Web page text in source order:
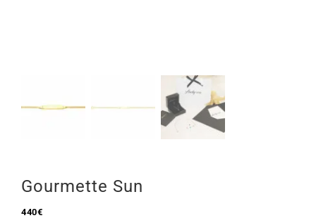
Gourmette Sun
440€